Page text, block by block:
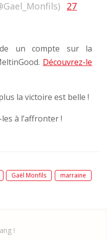
27
un compte sur la
Découvrez-le
la victoire est belle !
à l’affronter !
Gaël Monfils
marraine
!